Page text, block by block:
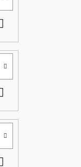
KOŠÍKU
KOŠÍKU